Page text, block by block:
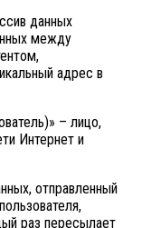
данных
между
адрес в
– лицо,
Интернет и
отправленный
раз пересылает